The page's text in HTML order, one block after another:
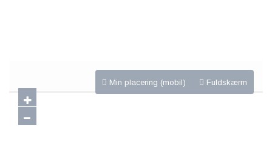
Min placering (mobil) Fuldskærm